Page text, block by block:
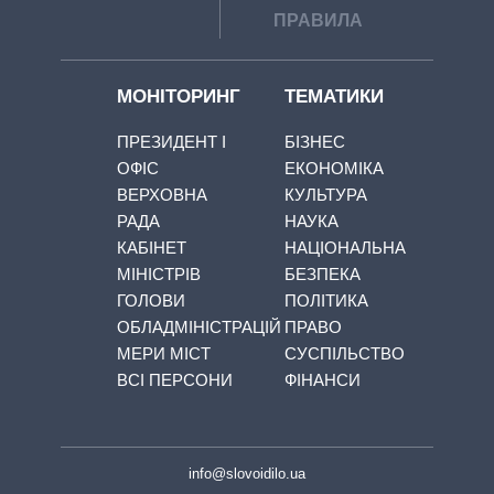
ПРАВИЛА
МОНІТОРИНГ
ПРЕЗИДЕНТ І
ОФІС
ВЕРХОВНА
РАДА
КАБІНЕТ
МІНІСТРІВ
ГОЛОВИ
ОБЛАДМІНІСТРАЦІЙ
МЕРИ МІСТ
ВСІ ПЕРСОНИ
ТЕМАТИКИ
БІЗНЕС
ЕКОНОМІКА
КУЛЬТУРА
НАУКА
НАЦІОНАЛЬНА
БЕЗПЕКА
ПОЛІТИКА
ПРАВО
СУСПІЛЬСТВО
ФІНАНСИ
info@slovoidilo.ua